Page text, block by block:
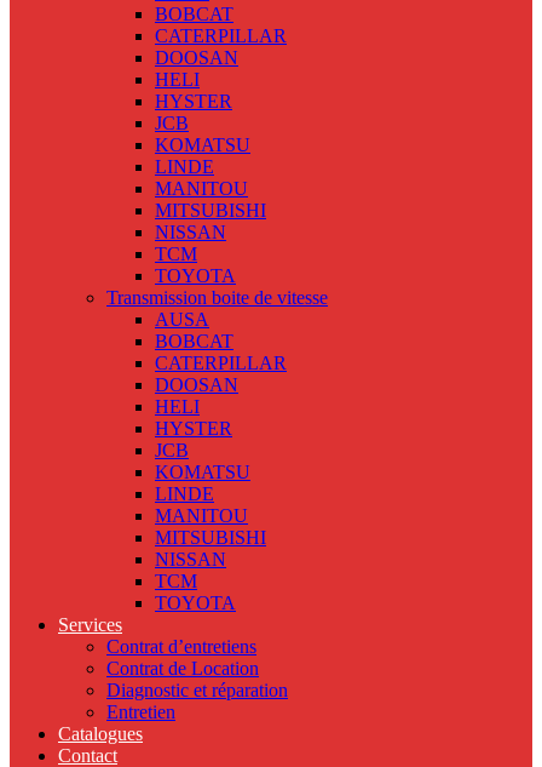
BOBCAT
CATERPILLAR
DOOSAN
HELI
HYSTER
JCB
KOMATSU
LINDE
MANITOU
MITSUBISHI
NISSAN
TCM
TOYOTA
Transmission boite de vitesse
AUSA
BOBCAT
CATERPILLAR
DOOSAN
HELI
HYSTER
JCB
KOMATSU
LINDE
MANITOU
MITSUBISHI
NISSAN
TCM
TOYOTA
Services
Contrat d’entretiens
Contrat de Location
Diagnostic et réparation
Entretien
Catalogues
Contact